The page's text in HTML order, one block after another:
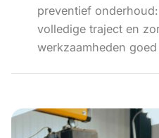
preventief
volledige traject en
werkzaamheden